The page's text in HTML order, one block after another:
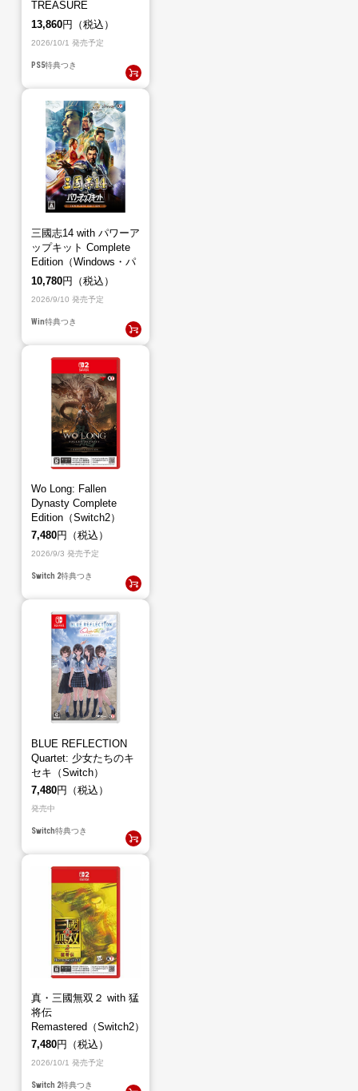
TREASURE
BOX（PS5）
13,860円（税込）
2026/10/1 発売予定
PS5特典つき
三國志14 with パワーア
ップキット Complete
Edition（Windows・パ
ッケージ版）
10,780円（税込）
2026/9/10 発売予定
Win特典つき
Wo Long: Fallen
Dynasty Complete
Edition（Switch2）
7,480円（税込）
2026/9/3 発売予定
Switch 2特典つき
BLUE REFLECTION
Quartet: 少女たちのキ
セキ（Switch）
7,480円（税込）
発売中
Switch特典つき
真・三國無双２ with 猛
将伝
Remastered（Switch2）
7,480円（税込）
2026/10/1 発売予定
Switch 2特典つき